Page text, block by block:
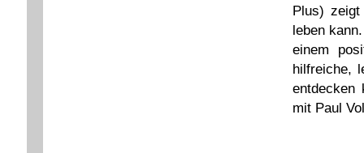
Plus)
leben
einem
hilfreiche,
entdecken
mit Paul